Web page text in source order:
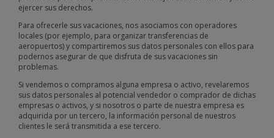
ejercer sus derechos.
Para ofrecerle sus vacaciones, nos asociamos con operadores
locales (por ejemplo, para organizar transferencias de
aeropuertos) y compartiremos sus datos personales con ellos para
podernos asegurar de que disfruta de sus vacaciones sin
problemas.
Si vendemos o compramos alguna empresa o activo, revelaremos
sus datos personales al potencial vendedor o comprador de dichas
empresas o activos, y si nosotros o parte de nuestra empresa es
adquirida por un tercero, la información personal de nuestros
clientes le será transmitida a ese tercero.